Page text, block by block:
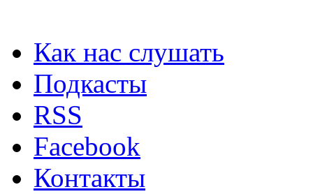
Как нас слушать
Подкасты
RSS
Facebook
Контакты